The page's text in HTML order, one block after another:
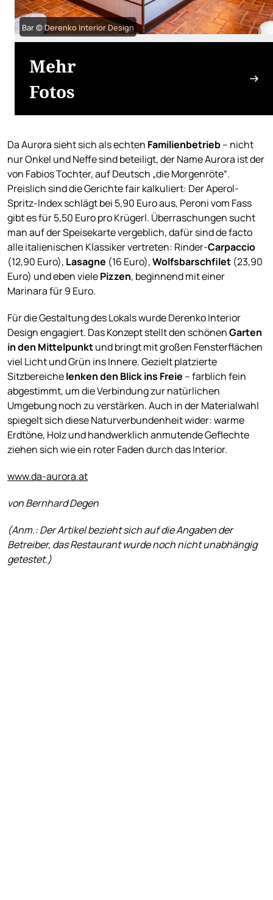
Bar © Derenko Interior Design
Mehr
Fotos
Da Aurora sieht sich als echten Familienbetrieb– nicht
nur Onkel und Neffe sind beteiligt, der Name Aurora ist der
von Fabios Tochter, auf Deutsch „die Morgenröte“.
Preislich sind die Gerichte fair kalkuliert: Der Aperol-
Spritz-Index schlägt bei 5,90 Euro aus, Peroni vom Fass
gibt es für 5,50 Euro pro Krügerl. Überraschungen sucht
man auf der Speisekarte vergeblich, dafür sind de facto
alle italienischen Klassiker vertreten: Rinder-Carpaccio
(12,90 Euro), Lasagne (16 Euro),Wolfsbarschfilet (23,90
Euro) und eben vielePizzen, beginnend mit einer
Marinara für 9 Euro.
Für die Gestaltung des Lokals wurde Derenko Interior
Design engagiert. Das Konzept stellt den schönenGarten
in den Mittelpunktund bringt mit großen Fensterflächen
viel Licht und Grün ins Innere. Gezielt platzierte
Sitzbereichelenken den Blick ins Freie – farblich fein
abgestimmt, um die Verbindung zur natürlichen
Umgebung noch zu verstärken. Auch in der Materialwahl
spiegelt sich diese Naturverbundenheit wider: warme
Erdtöne, Holz und handwerklich anmutende Geflechte
ziehen sich wie ein roter Faden durch das Interior.
www.da-aurora.at
von Bernhard Degen
(Anm.: Der Artikel bezieht sich auf die Angaben der
Betreiber, das Restaurant wurde noch nicht unabhängig
getestet.)